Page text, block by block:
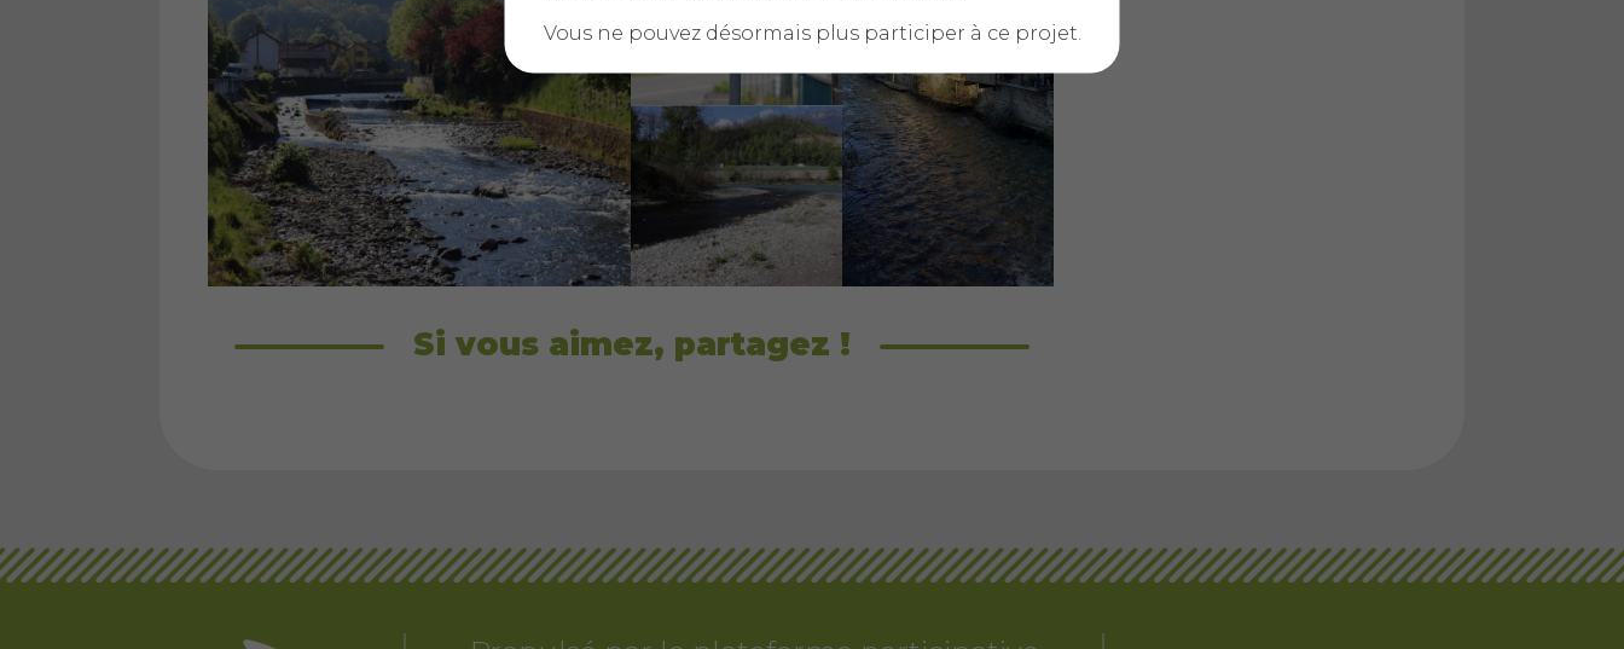
Si vous aimez, partagez !
Vous ne pouvez désormais plus participer à ce projet.